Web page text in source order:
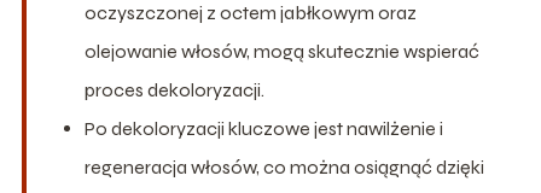
oczyszczonej z octem jabłkowym oraz
olejowanie włosów, mogą skutecznie wspierać
proces dekoloryzacji.
Po dekoloryzacji kluczowe jest nawilżenie i
regeneracja włosów, co można osiągnąć dzięki